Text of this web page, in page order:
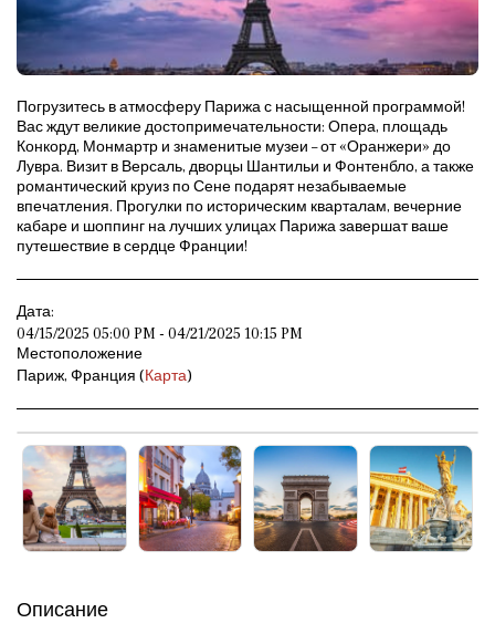
Погрузитесь в атмосферу Парижа с насыщенной программой!
Вас ждут великие достопримечательности: Опера, площадь
Конкорд, Монмартр и знаменитые музеи – от «Оранжери» до
Лувра. Визит в Версаль, дворцы Шантильи и Фонтенбло, а также
романтический круиз по Сене подарят незабываемые
впечатления. Прогулки по историческим кварталам, вечерние
кабаре и шоппинг на лучших улицах Парижа завершат ваше
путешествие в сердце Франции!
Дата:
04/15/2025 05:00 PM - 04/21/2025 10:15 PM
Местоположение
Париж, Франция (Карта)
Описание